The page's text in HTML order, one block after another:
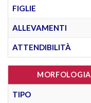
FIGLIE
ALLEVAMENTI
ATTENDIBILITÀ
MORFOLOGIA
TIPO